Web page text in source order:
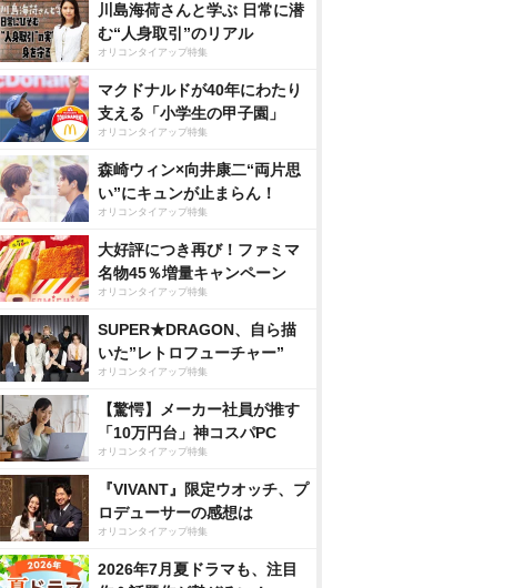
川島海荷さんと学ぶ 日常に潜
む“人身取引”のリアル
オリコンタイアップ特集
マクドナルドが40年にわたり
支える「小学生の甲子園」
オリコンタイアップ特集
森崎ウィン×向井康二“両片思
い”にキュンが止まらん！
オリコンタイアップ特集
大好評につき再び！ファミマ
名物45％増量キャンペーン
オリコンタイアップ特集
SUPER★DRAGON、自ら描
いた”レトロフューチャー”
オリコンタイアップ特集
【驚愕】メーカー社員が推す
「10万円台」神コスパPC
オリコンタイアップ特集
『VIVANT』限定ウオッチ、プ
ロデューサーの感想は
オリコンタイアップ特集
2026年7月夏ドラマも、注目